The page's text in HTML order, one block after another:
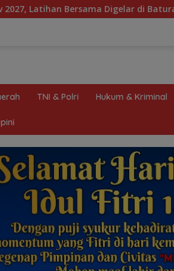
Digelar di Baturaja GENCAR
TNI & Polri Hukum & Kriminal